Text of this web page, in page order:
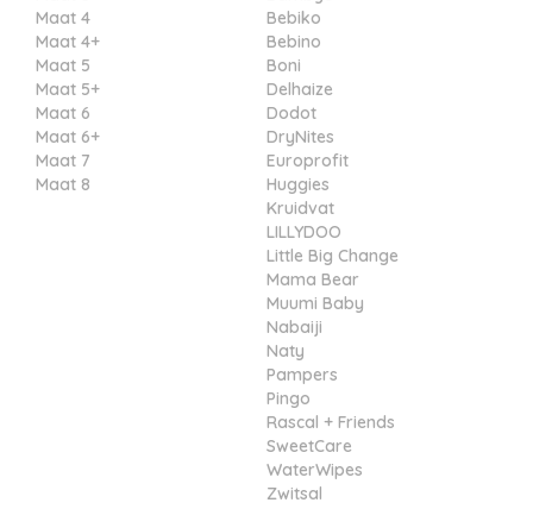
Maat 4
Maat 4+
Maat 5
Maat 5+
Maat 6
Maat 6+
Maat 7
Maat 8
Bebiko
Bebino
Boni
Delhaize
Dodot
DryNites
Europrofit
Huggies
Kruidvat
LILLYDOO
Little Big Change
Mama Bear
Muumi Baby
Nabaiji
Naty
Pampers
Pingo
Rascal + Friends
SweetCare
WaterWipes
Zwitsal